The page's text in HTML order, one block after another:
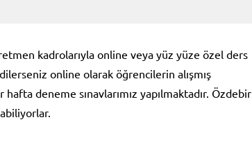
kadrolarıyla online veya yüz yüze özel ders
online olarak öğrencilerin alışmış
deneme sınavlarımız yapılmaktadır. Özdebir